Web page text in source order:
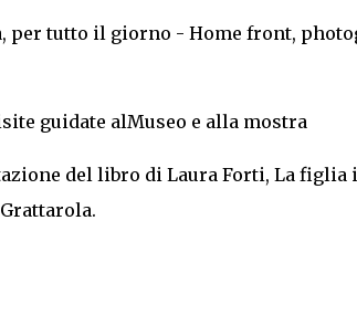
per tutto il giorno - Home front,
guidate alMuseo e alla mostra
del libro di Laura Forti, La figlia